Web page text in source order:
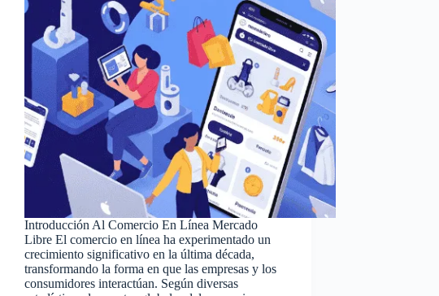
Introducción Al Comercio En Línea Mercado
Libre El comercio en línea ha experimentado un
crecimiento significativo en la última década,
transformando la forma en que las empresas y los
consumidores interactúan. Según diversas